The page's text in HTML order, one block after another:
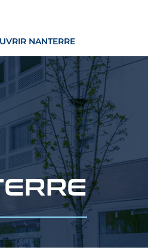
NANTERRE